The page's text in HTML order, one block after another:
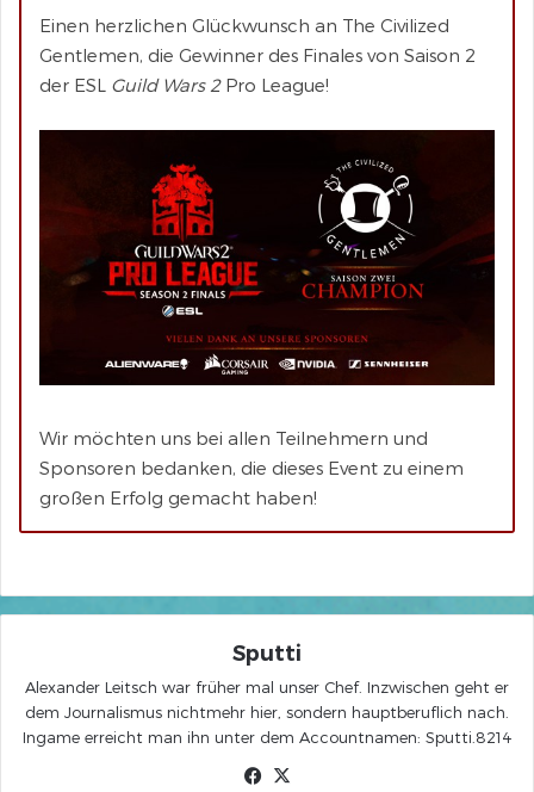
Einen herzlichen Glückwunsch an The Civilized
Gentlemen, die Gewinner des Finales von Saison 2
der ESL Guild Wars 2Pro League!
Wir möchten uns bei allen Teilnehmern und
Sponsoren bedanken, die dieses Event zu einem
großen Erfolg gemacht haben!
Sputti
Alexander Leitsch war früher mal unser Chef. Inzwischen geht er
dem Journalismus nichtmehr hier, sondern hauptberuflich nach.
Ingame erreicht man ihn unter dem Accountnamen: Sputti.8214
Facebook